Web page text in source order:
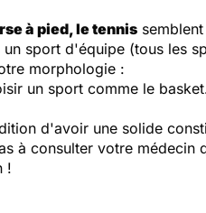
à pied, le tennis
sport d'équipe (tous les
morphologie :
un sport comme le
d'avoir une solide
à consulter votre médecin
!